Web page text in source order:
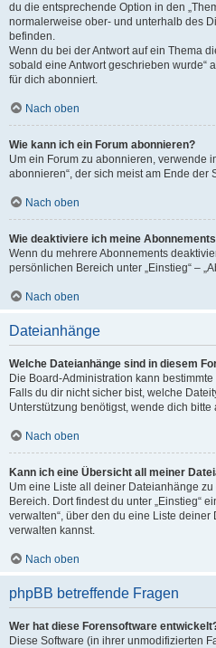
du die entsprechende Option in den
normalerweise ober- und unterhalb des
befinden.
Wenn du bei der Antwort auf ein Thema
sobald eine Antwort geschrieben wurde“
für dich abonniert.
Nach oben
Wie kann ich ein Forum abonnieren?
Um ein Forum zu abonnieren, verwende
abonnieren“, der sich meist am Ende der
Nach oben
Wie deaktiviere ich meine
Wenn du mehrere Abonnements
persönlichen Bereich unter „Einstieg“ –
Nach oben
Dateianhänge
Welche Dateianhänge sind in diesem
Die Board-Administration kann
Falls du dir nicht sicher bist, welche
Unterstützung benötigst, wende dich
Nach oben
Kann ich eine Übersicht all meiner
Um eine Liste all deiner Dateianhänge
Bereich. Dort findest du unter „Einstieg“
verwalten“, über den du eine Liste
verwalten kannst.
Nach oben
phpBB betreffende Fragen
Wer hat diese Forensoftware
Diese Software (in ihrer unmodifizierten